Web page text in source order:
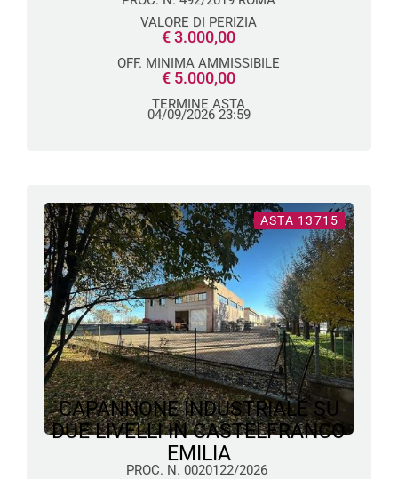
NATURA BOSCHIVA IN RIETI
VALORE DI PERIZIA
€ 3.000,00
OFF. MINIMA AMMISSIBILE
€ 5.000,00
TERMINE ASTA
04/09/2026 23:59
ASTA 13715
CAPANNONE INDUSTRIALE SU
DUE LIVELLI IN CASTELFRANCO
EMILIA
PROC. N. 0020122/2026